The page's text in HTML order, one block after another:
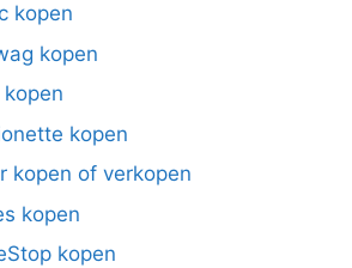
kopen
kopen
kopen
kopen of verkopen
kopen
kopen